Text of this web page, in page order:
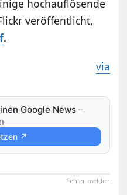
hochauflösende
veröffentlicht,
.
via
Google News –
↗
Fehler melden